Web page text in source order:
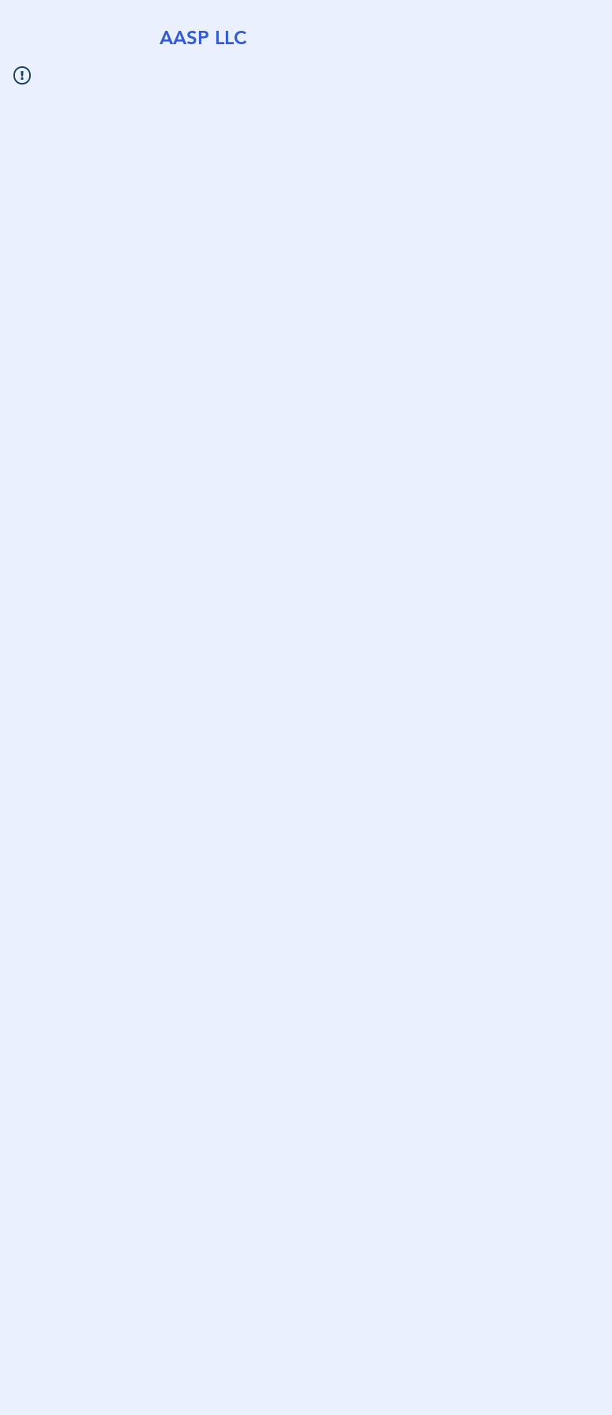
AASP LLC